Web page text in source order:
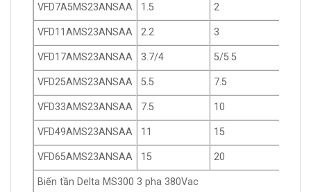
VFD7A5MS23ANSAA 1.5 2
VFD11AMS23ANSAA 2.2 3
VFD17AMS23ANSAA 3.7/4 5/5.5
VFD25AMS23ANSAA 5.5 7.5
VFD33AMS23ANSAA 7.5 10
VFD49AMS23ANSAA 11 15
VFD65AMS23ANSAA 15 20
Biến tần Delta MS300 3 pha 380Vac